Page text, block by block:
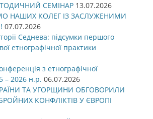
СЕМІНАР 13.07.2026
НАШИХ КОЛЕГ ІЗ ЗАСЛУЖЕНИМИ
07.07.2026
Седнева: підсумки першого
етнографічної практики
з етнографічної
– 2026 н.р. 06.07.2026
ТА УГОРЩИНИ ОБГОВОРИЛИ
КОНФЛІКТІВ У ЄВРОПІ